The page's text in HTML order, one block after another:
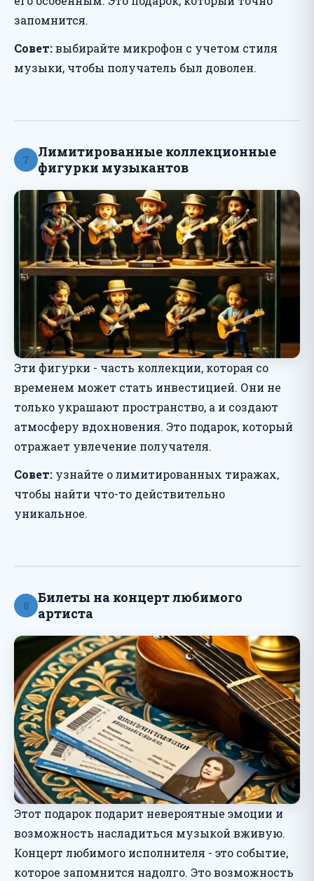
запомнится.
Совет:выбирайте микрофон с учетом стиля
музыки, чтобы получатель был доволен.
7
Лимитированные коллекционные
фигурки музыкантов
Эти фигурки - часть коллекции, которая со
временем может стать инвестицией. Они не
только украшают пространство, а и создают
атмосферу вдохновения. Это подарок, который
отражает увлечение получателя.
Совет: узнайте о лимитированных тиражах,
чтобы найти что-то действительно
уникальное.
8
Билеты на концерт любимого
артиста
Этот подарок подарит невероятные эмоции и
возможность насладиться музыкой вживую.
Концерт любимого исполнителя - это событие,
которое запомнится надолго. Это возможность